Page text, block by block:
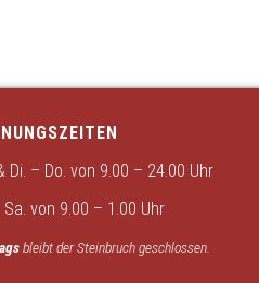
Di. – Do. von 9.00 – 24.00 Uhr
Sa. von 9.00 – 1.00 Uhr
bleibt der Steinbruch geschlossen.